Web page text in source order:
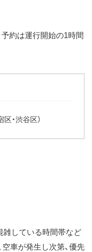
約は運行開始の1時間
・渋谷区）
雑している時間帯など
車が発生し次第、優先